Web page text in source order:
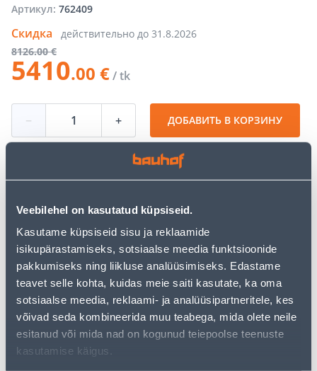
Veebilehel on kasutatud küpsiseid.
Kasutame küpsiseid sisu ja reklaamide
isikupärastamiseks, sotsiaalse meedia funktsioonide
pakkumiseks ning liikluse analüüsimiseks. Edastame
teavet selle kohta, kuidas meie saiti kasutate, ka oma
sotsiaalse meedia, reklaami- ja analüüsipartneritele, kes
võivad seda kombineerida muu teabega, mida olete neile
esitanud või mida nad on kogunud teiepoolse teenuste
kasutamise käigus.
Артикул: 762409
Скидка действительно до 31.8.2026
8126.00 €
5410.00 €/ tk
− + ДОБАВИТЬ В КОРЗИНУ
• Kvaliteetsest põhjamaisest kuusepuidust valmistatud
aiamaja.
• Aiamaja pindala on 16,4 m².
• Tarnitakse värvimata kujul ja katusekate ei sisaldu
komplektis. Tarnitakse detailidena, mitte
kokkupanduna.
• 14-päevane tagastusõigus.
• HANKIJA LAOST TELLITAV TOODE